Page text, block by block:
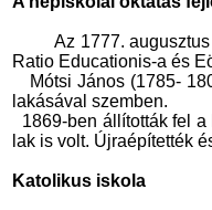
Az 1777.
Ratio Educationis-a és
Mótsi János (1785-
lakásával szemben.
1869-ben állították fel
lak is volt. Újraépítették
Katolikus iskola